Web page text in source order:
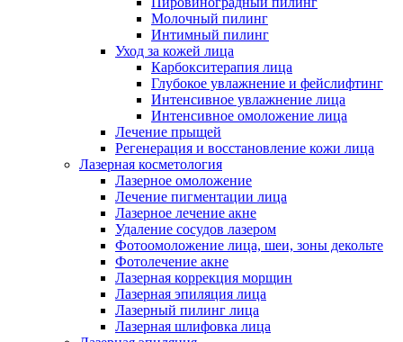
Молочный пилинг
Интимный пилинг
Уход за кожей лица
Карбокситерапия лица
Глубокое увлажнение и фейслифтинг
Интенсивное увлажнение лица
Интенсивное омоложение лица
Лечение прыщей
Регенерация и восстановление кожи лица
Лазерная косметология
Лазерное омоложение
Лечение пигментации лица
Лазерное лечение акне
Удаление сосудов лазером
Фотоомоложение лица, шеи, зоны декольте
Фотолечение акне
Лазерная коррекция морщин
Лазерная эпиляция лица
Лазерный пилинг лица
Лазерная шлифовка лица